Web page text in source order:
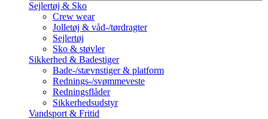
Sejlertøj & Sko
Crew wear
Jolletøj & våd-/tørdragter
Sejlertøj
Sko & støvler
Sikkerhed & Badestiger
Bade-/stævnstiger & platform
Rednings-/svømmeveste
Redningsflåder
Sikkerhedsudstyr
Vandsport & Fritid